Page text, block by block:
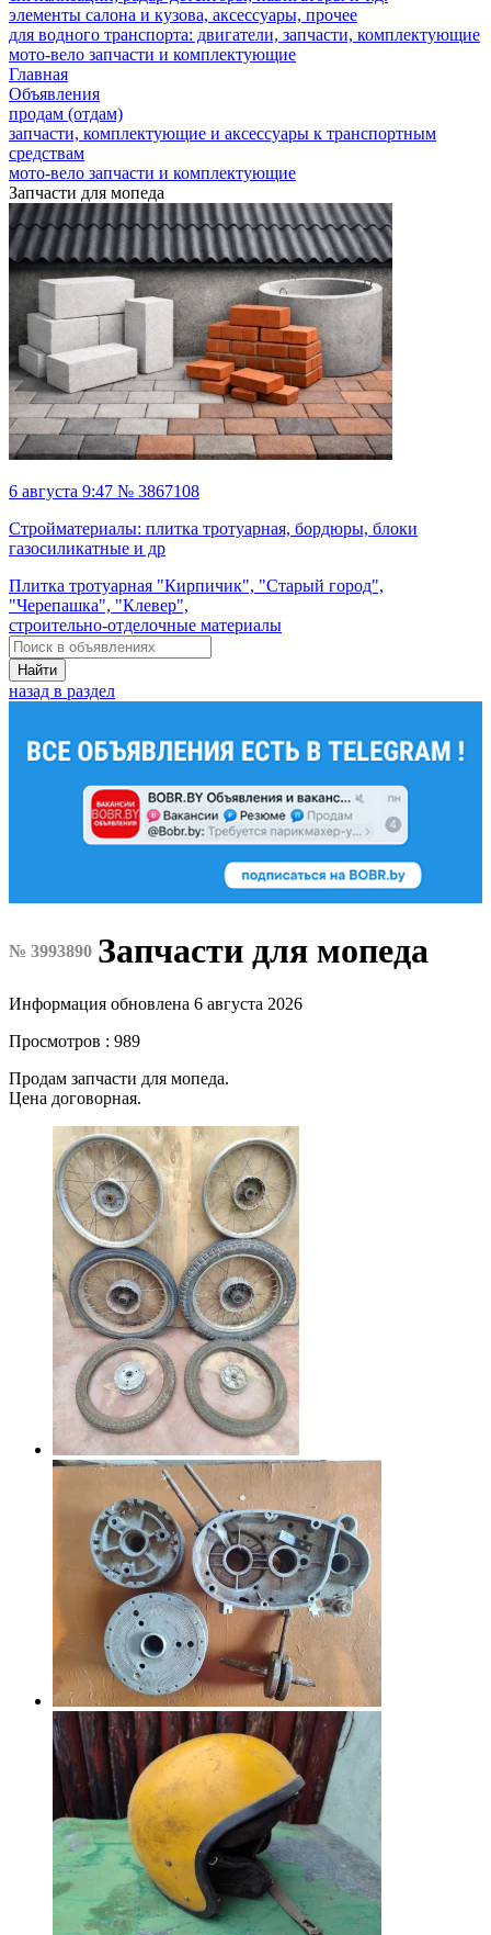
элементы салона и кузова, аксессуары, прочее
для водного транспорта: двигатели, запчасти, комплектующие
мото-вело запчасти и комплектующие
Главная
Объявления
продам (отдам)
запчасти, комплектующие и аксессуары к транспортным
средствам
мото-вело запчасти и комплектующие
Запчасти для мопеда
6 августа 9:47 № 3867108
Стройматериалы: плитка тротуарная, бордюры, блоки
газосиликатные и др
Плитка тротуарная "Кирпичик", "Старый город",
"Черепашка", "Клевер",
строительно-отделочные материалы
Найти
назад в раздел
№ 3993890 Запчасти для мопеда
Информация обновлена 6 августа 2026
Просмотров : 989
Продам запчасти для мопеда.
Цена договорная.